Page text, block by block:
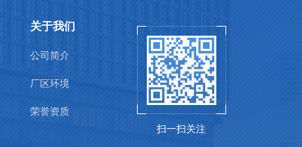
关于我们
公司简介
厂区环境
荣誉资质
扫一扫关注